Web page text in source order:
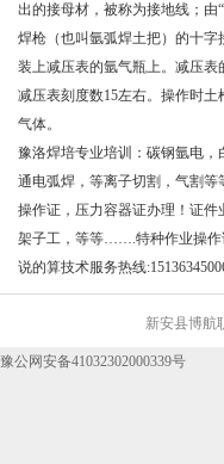
出的接母材，被称为接地线；由
焊枪（也叫氩弧焊土把）的十
装上减压表的氩气瓶上。减压
减压表刻度数15左右。操作时
气体。
豫洛焊培专业培训：碳钢氩电
通电弧焊，等离子切割，气割等
操作证，压力容器证办理！证件
架子工，等等…….特种作业操作
说的算技术服务热线
新安县博航
豫公网安备41032302000339号